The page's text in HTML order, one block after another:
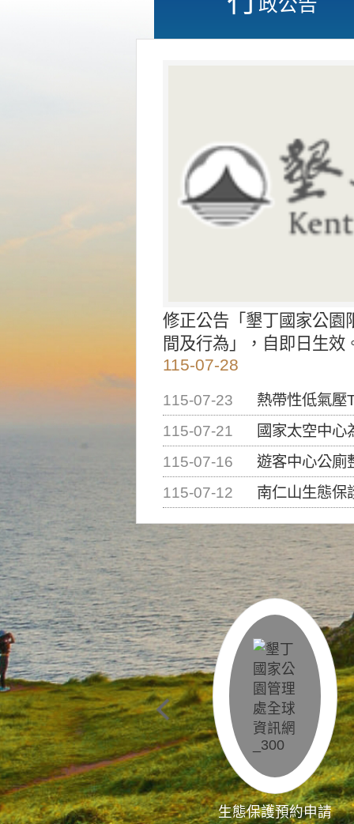
修正公告「墾丁國家公園
間及行為」，自即日生效
115-07-28
115-07-23
熱帶性低氣壓
115-07-21
國家太空中心為辦理
115-07-16
遊客中心公廁
115-07-12
南仁山生態保護區步道已完成
生態保護預約申請